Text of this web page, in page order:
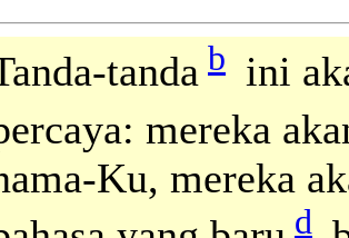
tanda b ini
mereka
Ku, mereka
d